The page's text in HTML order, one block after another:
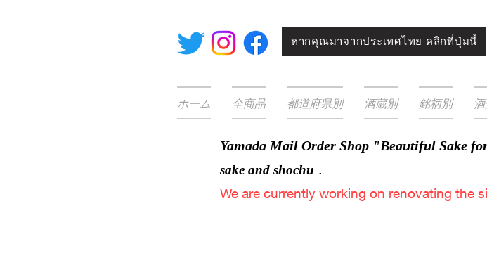
หากคุณมาจากประเทศไทย คลิกที่ปุ่มนี้
ホーム 全商品 都道府県別 酒蔵別 銘柄別
Yamada Mail Order Shop "Beautiful Sake
sake and shochu .
We are currently working on renovating the